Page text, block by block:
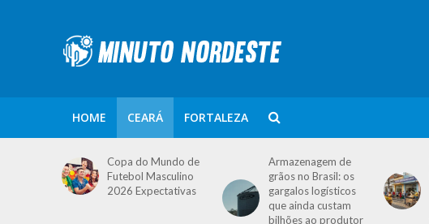
HOME CEARÁ FORTALEZA
Copa do Mundo de
Futebol Masculino
2026 Expectativas
Armazenagem de
grãos no Brasil: os
gargalos logísticos
que ainda custam
bilhões ao produtor